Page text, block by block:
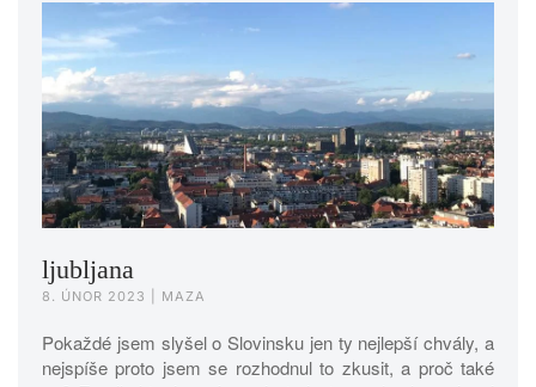
ljubljana
8. ÚNOR 2023 | MAZA
Pokaždé jsem slyšel o Slovinsku jen ty nejlepší chvály, a
nejspíše proto jsem se rozhodnul to zkusit, a proč také